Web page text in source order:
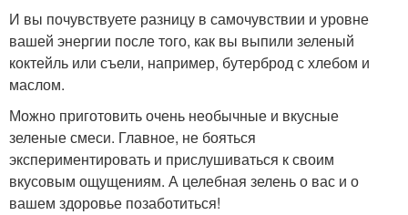
И вы почувствуете разницу в самочувствии и уровне
вашей энергии после того, как вы выпили зеленый
коктейль или съели, например, бутерброд с хлебом и
маслом.
Можно приготовить очень необычные и вкусные
зеленые смеси. Главное, не бояться
экспериментировать и прислушиваться к своим
вкусовым ощущениям. А целебная зелень о вас и о
вашем здоровье позаботиться!